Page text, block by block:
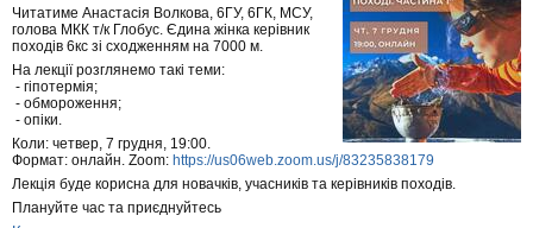
Читатиме Анастасія Волкова, 6ГУ, 6ГК, МСУ,
голова МКК т/к Глобус. Єдина жінка керівник
походів 6кс зі сходженням на 7000 м.
На лекції розглянемо такі теми:
- гіпотермія;
- обмороження;
- опіки.
Коли: четвер, 7 грудня, 19:00.
Формат: онлайн. Zoom: https://us06web.zoom.us/j/83235838179
Лекція буде корисна для новачків, учасників та керівників походів.
Плануйте час та приєднуйтесь